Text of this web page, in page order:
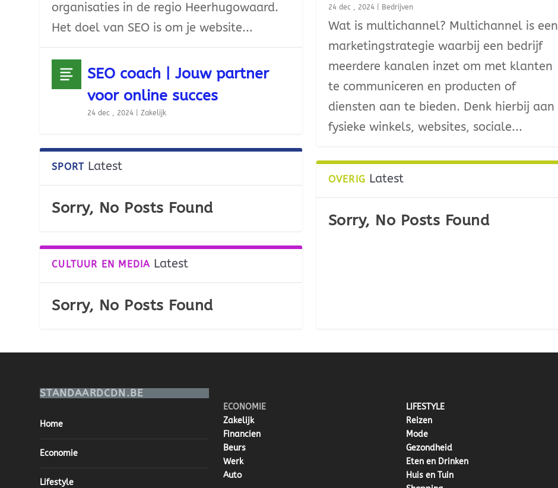
organisaties in de regio Heerhugowaard.
Het doel van SEO is om je website...
SEO coach | Jouw partner
voor online succes
24 dec , 2024 |Zakelijk
SPORT Latest
Sorry, No Posts Found
CULTUUR EN MEDIA Latest
Sorry, No Posts Found
24 dec , 2024| Bedrijven
Wat is multichannel? Multichannel is een
marketingstrategie waarbij een bedrijf
meerdere kanalen inzet om met klanten
te communiceren en producten of
diensten aan te bieden. Denk hierbij aan
fysieke winkels, websites, sociale...
OVERIG Latest
Sorry, No Posts Found
STANDAARDCDN.BE
Home
Economie
Lifestyle
ECONOMIE
Zakelijk
Financien
Beurs
Werk
Auto
LIFESTYLE
Reizen
Mode
Gezondheid
Eten en Drinken
Huis en Tuin